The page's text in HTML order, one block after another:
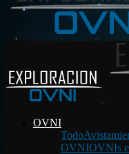
OVNI
Todo
OVNIOVNIs